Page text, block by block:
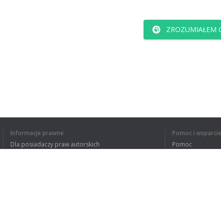
ZROZUMIAŁEM
Informacje prawne
Dla posiadaczy praw autorskich
Pomoc i wsparcie
Pomoc